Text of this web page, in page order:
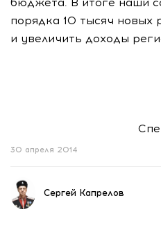
порядка 10 тысяч новых
и увеличить доходы
30 апреля 2014
Сергей Капрелов